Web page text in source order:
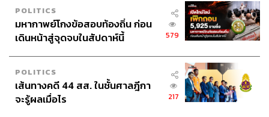
POLITICS
มหากาพย์โกงข้อสอบท้องถิ่น ก่อน
เดินหน้าสู่จุดจบในสัปดาห์นี้
579
POLITICS
เส้นทางคดี 44 สส. ในชั้นศาลฎีกา
จะรู้ผลเมื่อไร
217